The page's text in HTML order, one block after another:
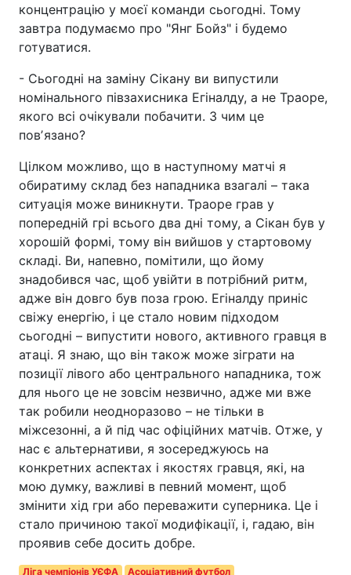
концентрацію у моєї команди сьогодні. Тому
завтра подумаємо про "Янг Бойз" і будемо
готуватися.
- Сьогодні на заміну Сікану ви випустили
номінального півзахисника Егіналду, а не Траоре,
якого всі очікували побачити. З чим це
повʼязано?
Цілком можливо, що в наступному матчі я
обиратиму склад без нападника взагалі – така
ситуація може виникнути. Траоре грав у
попередній грі всього два дні тому, а Сікан був у
хорошій формі, тому він вийшов у стартовому
складі. Ви, напевно, помітили, що йому
знадобився час, щоб увійти в потрібний ритм,
адже він довго був поза грою. Егіналду приніс
свіжу енергію, і це стало новим підходом
сьогодні – випустити нового, активного гравця в
атаці. Я знаю, що він також може зіграти на
позиції лівого або центрального нападника, тож
для нього це не зовсім незвично, адже ми вже
так робили неодноразово – не тільки в
міжсезонні, а й під час офіційних матчів. Отже, у
нас є альтернативи, я зосереджуюсь на
конкретних аспектах і якостях гравця, які, на
мою думку, важливі в певний момент, щоб
змінити хід гри або переважити суперника. Це і
стало причиною такої модифікації, і, гадаю, він
проявив себе досить добре.
Ліга чемпіонів УЄФА Асоціативний футбол